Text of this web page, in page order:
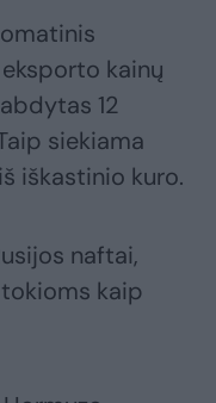
kainų
12
siekiama
iškastinio kuro.
naftai,
kaip